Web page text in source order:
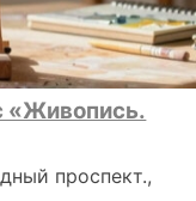
«Живопись.
проспект.,